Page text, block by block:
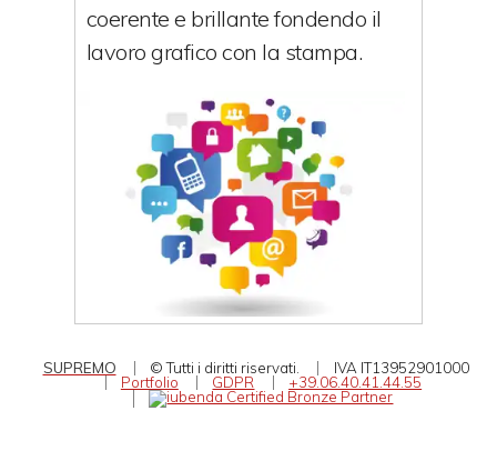
coerente e brillante fondendo il
lavoro grafico con la stampa.
SUPREMO © Tutti i diritti riservati.
IVA IT13952901000
Portfolio
GDPR +39.06.40.41.44.55